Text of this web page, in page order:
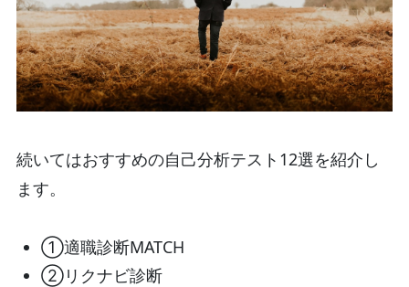
続いてはおすすめの自己分析テスト12選を紹介し
ます。
①適職診断MATCH
②リクナビ診断